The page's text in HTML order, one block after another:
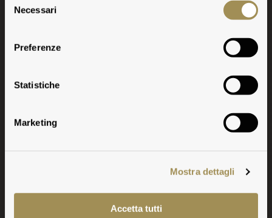
delNecessari
Preferenze
Statistiche
Marketing
Mostra dettagli
Accetta tutti
Note Degustative